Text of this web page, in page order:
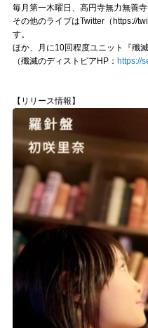
毎月第一木曜日、高円寺無力無善
その他のライブはTwitter（https://
す。
ほか、月に10回程度ユニット『殲
（殲滅のディストピアHP： https://
【リリース情報】